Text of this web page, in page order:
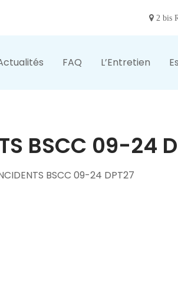
2 bis
FAQ L’Entretien
BSCC 09-24
BSCC 09-24 DPT27